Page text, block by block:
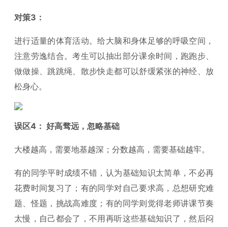
对策3：
进行适量的体育活动。给大脑和身体足够的呼吸空间，
注意劳逸结合。考生可以抽出部分课余时间，跑跑步、
做做操、跳跳绳、散步快走都可以舒缓紧张的神经、放
松身心。
误区4： 好高骛远，忽略基础
大楼越高，需要地基越深；分数越高，需要基础越牢。
有的同学平时成绩不错，认为基础知识太简单，不必再
花费时间复习了；有的同学对自己要求高，总想研究难
题、怪题，挑战高难度；有的同学则觉得老师讲课节奏
太慢，自己都会了，不用再听这些基础知识了，然后闷